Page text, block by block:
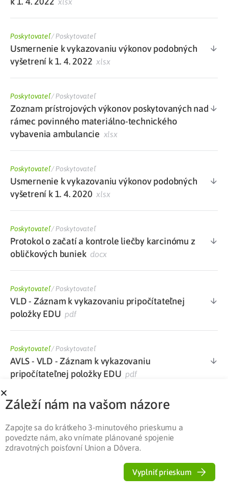
Poskytovateľ/Poskytovateľ
Usmernenie k vykazovaniu výkonov podobných
vyšetrení k 1. 4. 2022 xlsx
Poskytovateľ/Poskytovateľ
Zoznam prístrojových výkonov poskytovaných nad
rámec povinného materiálno-technického
vybavenia ambulancie xlsx
Poskytovateľ/Poskytovateľ
Usmernenie k vykazovaniu výkonov podobných
vyšetrení k 1. 4. 2020 xlsx
Poskytovateľ/Poskytovateľ
Protokol o začatí a kontrole liečby karcinómu z
obličkových buniekdocx
Poskytovateľ/Poskytovateľ
VLD - Záznam k vykazovaniu pripočítateľnej
položky EDU pdf
Poskytovateľ/Poskytovateľ
AVLS - VLD - Záznam k vykazovaniu
pripočítateľnej položky EDU pdf
Poskytovateľ/Poskytovateľ
pacienta v diabetologickej ambulanciidocx
Zoznam kategorizovaného ŠZM s maximálne
Záleží nám na vašom názore
Zapojte sa do krátkeho 3-minutového prieskumu a
povedzte nám, ako vnímate plánované spojenie
zdravotných poisťovní Union a Dôvera.
Vyplniť prieskum